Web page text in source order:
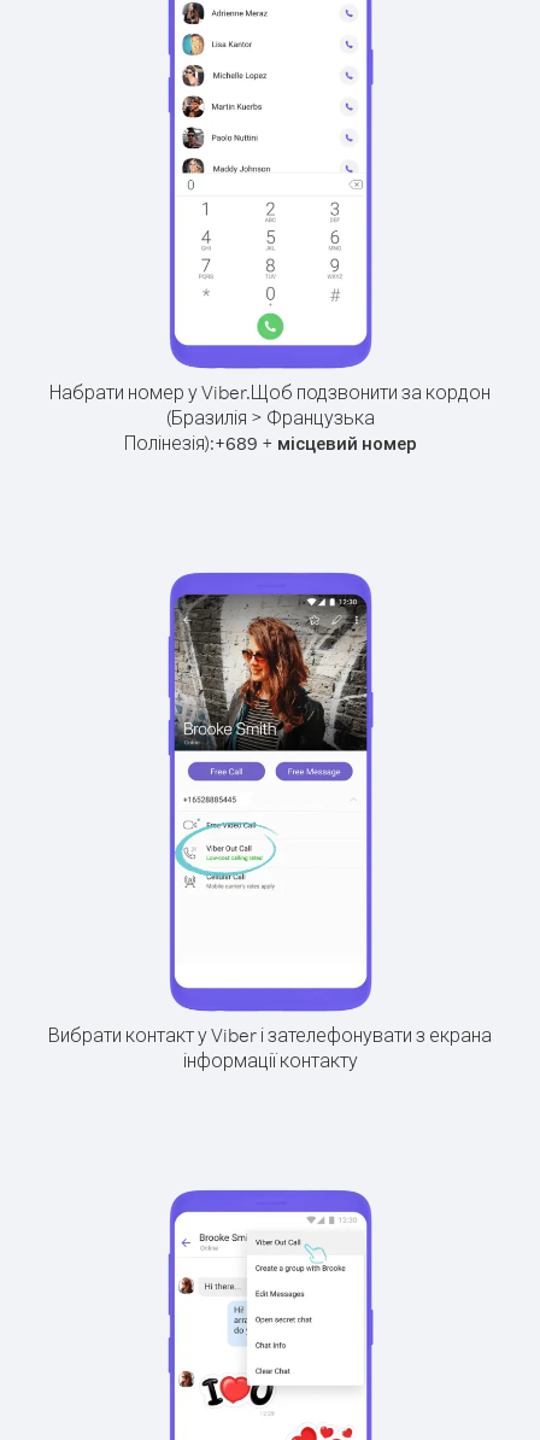
Набрати номер у Viber.Щоб подзвонити за кордон
(Бразилія > Французька
Полінезія):+689 + місцевий номер
Вибрати контакт у Viber і зателефонувати з екрана
інформації контакту